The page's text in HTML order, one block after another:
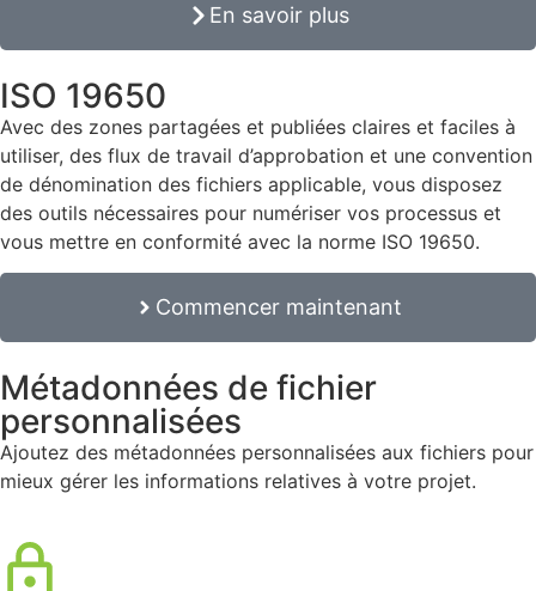
En savoir plus
ISO 19650
Avec des zones partagées et publiées claires et faciles à
utiliser, des flux de travail d’approbation et une convention
de dénomination des fichiers applicable, vous disposez
des outils nécessaires pour numériser vos processus et
vous mettre en conformité avec la norme ISO 19650.
Commencer maintenant
Métadonnées de fichier
personnalisées
Ajoutez des métadonnées personnalisées aux fichiers pour
mieux gérer les informations relatives à votre projet.